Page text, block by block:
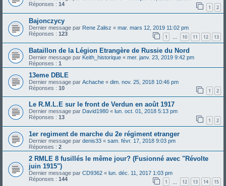
Réponses : 14 1 2
Bajonczycy
Dernier message par Rene Zalisz « mar. mars 12, 2019 11:02 pm
Réponses : 123 1 … 10 11 12 13
Bataillon de la Légion Etrangère de Russie du Nord
Dernier message par Keith_historique « mer. janv. 23, 2019 9:42 pm
Réponses : 1
13eme DBLE
Dernier message par Achache « dim. nov. 25, 2018 10:46 pm
Réponses : 10 1 2
Le R.M.L.E sur le front de Verdun en août 1917
Dernier message par David1980 « lun. oct. 01, 2018 5:13 pm
Réponses : 13 1 2
1er regiment de marche du 2e régiment etranger
Dernier message par denis33 « sam. févr. 17, 2018 9:03 pm
Réponses : 2
2 RMLE 8 fusillés le même jour? (Fusionné avec "Révolte
juin 1915")
Dernier message par CD9362 « lun. déc. 11, 2017 1:03 pm
Réponses : 144 1 12 13 14 15